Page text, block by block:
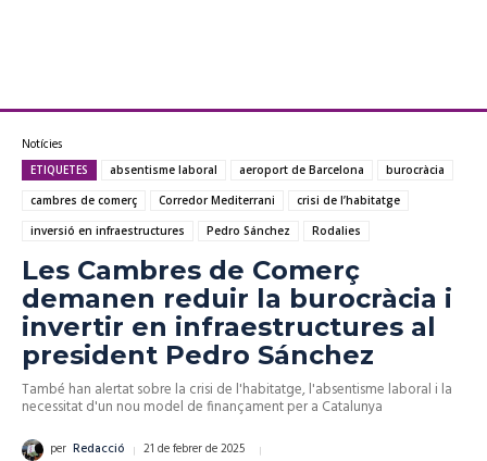
Notícies
ETIQUETES absentisme laboral aeroport de Barcelona
burocràcia
cambres de comerç
Corredor Mediterrani
crisi de l’habitatge
inversió en infraestructures
Pedro Sánchez Rodalies
Les Cambres de Comerç
demanen reduir la burocràcia i
invertir en infraestructures al
president Pedro Sánchez
També han alertat sobre la crisi de l'habitatge, l'absentisme laboral i la
necessitat d'un nou model de finançament per a Catalunya
per Redacció 21 de febrer de 2025